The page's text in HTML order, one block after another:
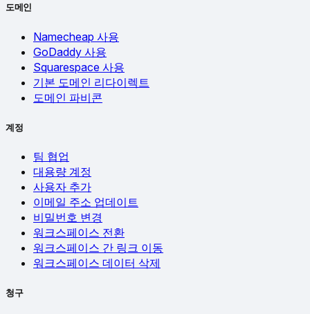
도메인
Namecheap 사용
GoDaddy 사용
Squarespace 사용
기본 도메인 리다이렉트
도메인 파비콘
계정
팀 협업
대용량 계정
사용자 추가
이메일 주소 업데이트
비밀번호 변경
워크스페이스 전환
워크스페이스 간 링크 이동
워크스페이스 데이터 삭제
청구